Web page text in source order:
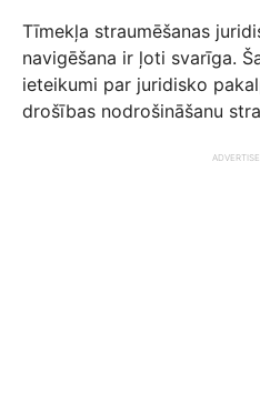
Tīmekļa straumēšanas
navigēšana ir ļoti svarīga.
ieteikumi par juridisko
drošības nodrošināšanu